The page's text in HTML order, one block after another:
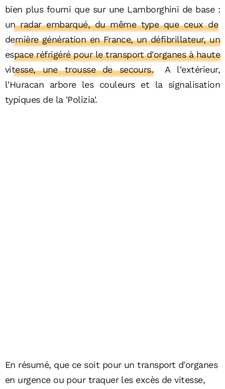
bien plus fourni que sur une Lamborghini de base :
un radar embarqué, du même type que ceux de
dernière génération en France, un défibrillateur, un
espace réfrigéré pour le transport d'organes à haute
vitesse, une trousse de secours.
A l'extérieur,
l'Huracan arbore les couleurs et la signalisation
typiques de la 'Polizia'.
En résumé, que ce soit pour un transport d'organes
en urgence ou pour traquer les excès de vitesse,